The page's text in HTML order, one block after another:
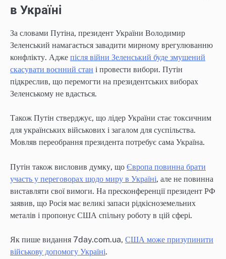
в Україні
За словами Путіна, президент України Володимир
Зеленський намагається завадити мирному врегулюванню
конфлікту. Адже після війни Зеленський буде змушений
скасувати воєнний стан і провести вибори. Путін
підкреслив, що перемогти на президентських виборах
Зеленському не вдасться.
Також Путін стверджує, що лідер України стає токсичним
для українських військових і загалом для суспільства.
Мовляв переобрання президента потребує сама Україна.
Путін також висловив думку, що Європа повинна брати
участь у переговорах щодо миру в Україні, але не повинна
виставляти свої вимоги. На пресконференції президент РФ
заявив, що Росія має великі запаси рідкісноземельних
металів і пропонує США спільну роботу в цій сфері.
Як пише видання 7day.com.ua, США може призупинити
військову допомогу Україні.